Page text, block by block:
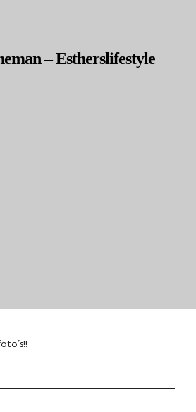
– Estherslifestyle